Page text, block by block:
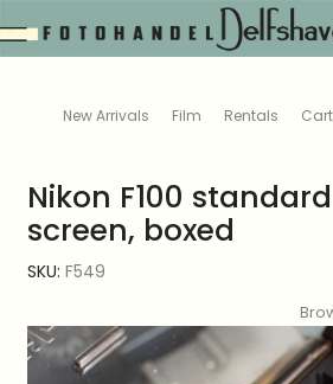
New Arrivals Film Rentals Cart
Nikon F100
screen, boxed
SKU: F549